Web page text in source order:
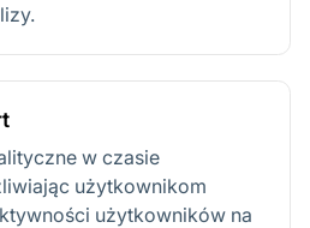
w czasie
użytkownikom
użytkowników na